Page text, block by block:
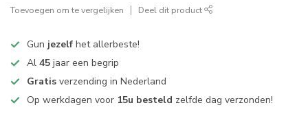
Toevoegen om te vergelijken Deel dit product
Gun jezelf het allerbeste!
Al 45 jaar een begrip
Gratis verzending in Nederland
Op werkdagen voor 15u besteld zelfde dag verzonden!